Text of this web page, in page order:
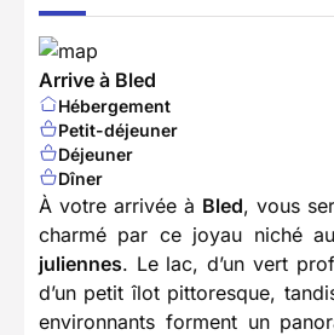
Arrive à Bled
Hébergement
Petit-déjeuner
Déjeuner
Dîner
À votre arrivée à Bled, vous
charmé par ce joyau niché
juliennes. Le lac, d’un vert
d’un petit îlot pittoresque,
environnants forment un